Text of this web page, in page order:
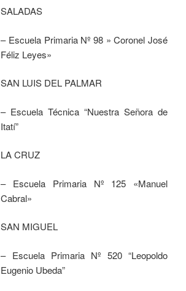
SALADAS
– Escuela Primaria Nº 98 » Coronel José
Féliz Leyes»
SAN LUIS DEL PALMAR
– Escuela Técnica “Nuestra Señora de
Itatí”
LA CRUZ
– Escuela Primaria Nº 125 «Manuel
Cabral»
SAN MIGUEL
– Escuela Primaria Nº 520 “Leopoldo
Eugenio Ubeda”